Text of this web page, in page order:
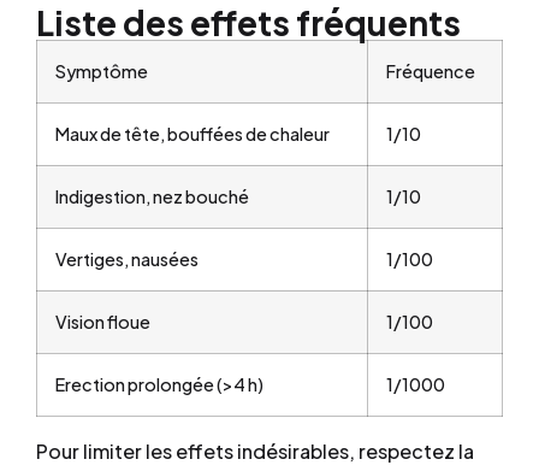
Liste des effets fréquents
Symptôme Fréquence
Maux de tête, bouffées de chaleur 1/10
Indigestion, nez bouché 1/10
Vertiges, nausées 1/100
Vision floue 1/100
Erection prolongée (>4 h) 1/1000
Pour limiter les effets indésirables, respectez la